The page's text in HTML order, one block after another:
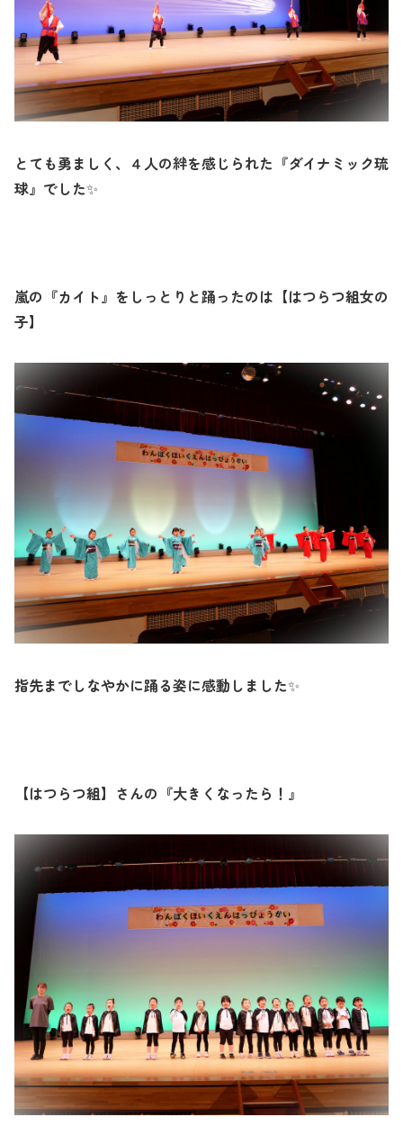
とても勇ましく、４人の絆を感じられた『ダイナミック琉
球』でした✨
嵐の『カイト』をしっとりと踊ったのは【はつらつ組女の
子】
指先までしなやかに踊る姿に感動しました✨
【はつらつ組】さんの『大きくなったら！』